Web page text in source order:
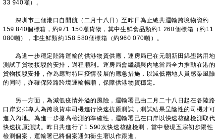
33 940噸）。
深圳市三個港口自開航（二月十八日）至昨日為止總共運輸跨境物資約
159 840個標箱，約971 150噸貨物，其中生鮮食品類約1 260個標箱（約11
080噸），非生鮮類約158 580個標箱（約960 070噸）。
為進一步穩定陸路運輸的供港物資供應，運房局已在元朗新田錦壆路用地
測試了貨物接駁的安排，過程順利。運房局會繼續與內地當局全力推動在港的
貨物接駁安排，作為應對特區疫情發展的應急措施，以減低兩地人員感染風險
的同時，亦確保陸路跨境運輸暢順，保障供港物資穩定。
另一方面，為減低疫情外溢的風險，運輸署已由二月二十八日起在各陸路
口岸安排專人為跨境貨車司機進行快速抗原測試，測試結果呈陰性的司機才可
進入內地。為進一步提高檢測的準確性，運輸署已在口岸以快速核酸檢測取代
快速抗原測試。昨日共進行了1 590次快速核酸檢測，當中發現五宗初步陽性
檢測個案，運輸署已將個案通知衞生署以作跟進。